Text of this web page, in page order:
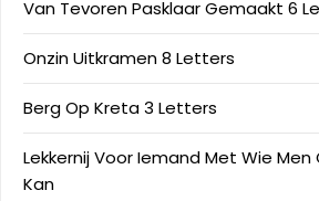
Van Tevoren Pasklaar Gemaakt 6
Onzin Uitkramen 8 Letters
Berg Op Kreta 3 Letters
Lekkernij Voor Iemand Met Wie
Kan